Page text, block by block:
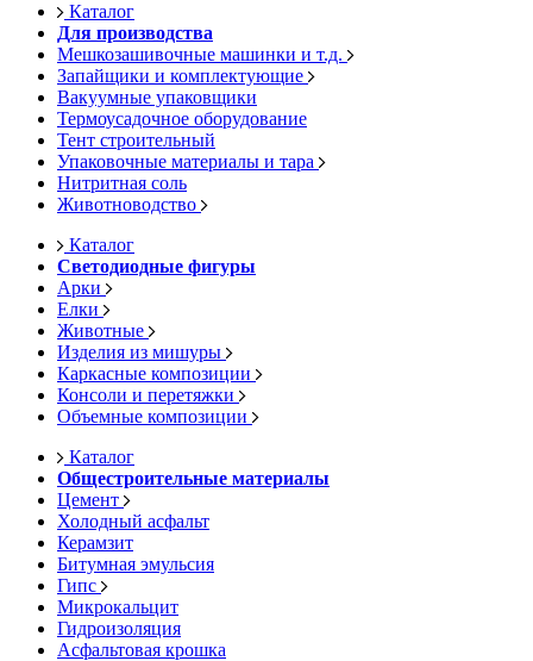
Каталог
Для производства
Мешкозашивочные машинки и т.д.
Запайщики и комплектующие
Вакуумные упаковщики
Термоусадочное оборудование
Тент строительный
Упаковочные материалы и тара
Нитритная соль
Животноводство
Каталог
Светодиодные фигуры
Арки
Елки
Животные
Изделия из мишуры
Каркасные композиции
Консоли и перетяжки
Объемные композиции
Каталог
Общестроительные материалы
Цемент
Холодный асфальт
Керамзит
Битумная эмульсия
Гипс
Микрокальцит
Гидроизоляция
Асфальтовая крошка